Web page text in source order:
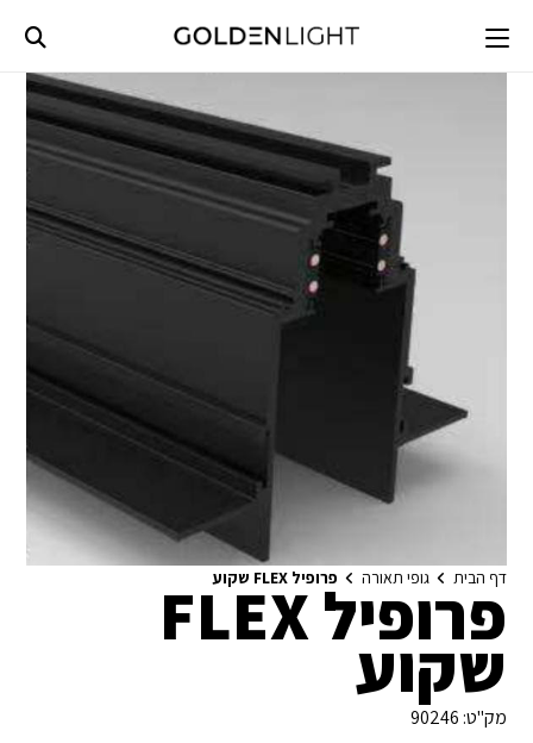
content
דף הבית גופי תאורה פרופיל FLEX שקועפרופיל FLEX
שקוע
מק"ט: 90246